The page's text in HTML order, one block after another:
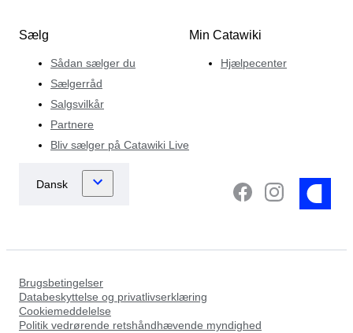
Sælg
Sådan sælger du
Sælgerråd
Salgsvilkår
Partnere
Bliv sælger på Catawiki Live
Min Catawiki
Hjælpecenter
Brugsbetingelser
Databeskyttelse og privatlivserklæring
Cookiemeddelelse
Politik vedrørende retshåndhævende myndighed